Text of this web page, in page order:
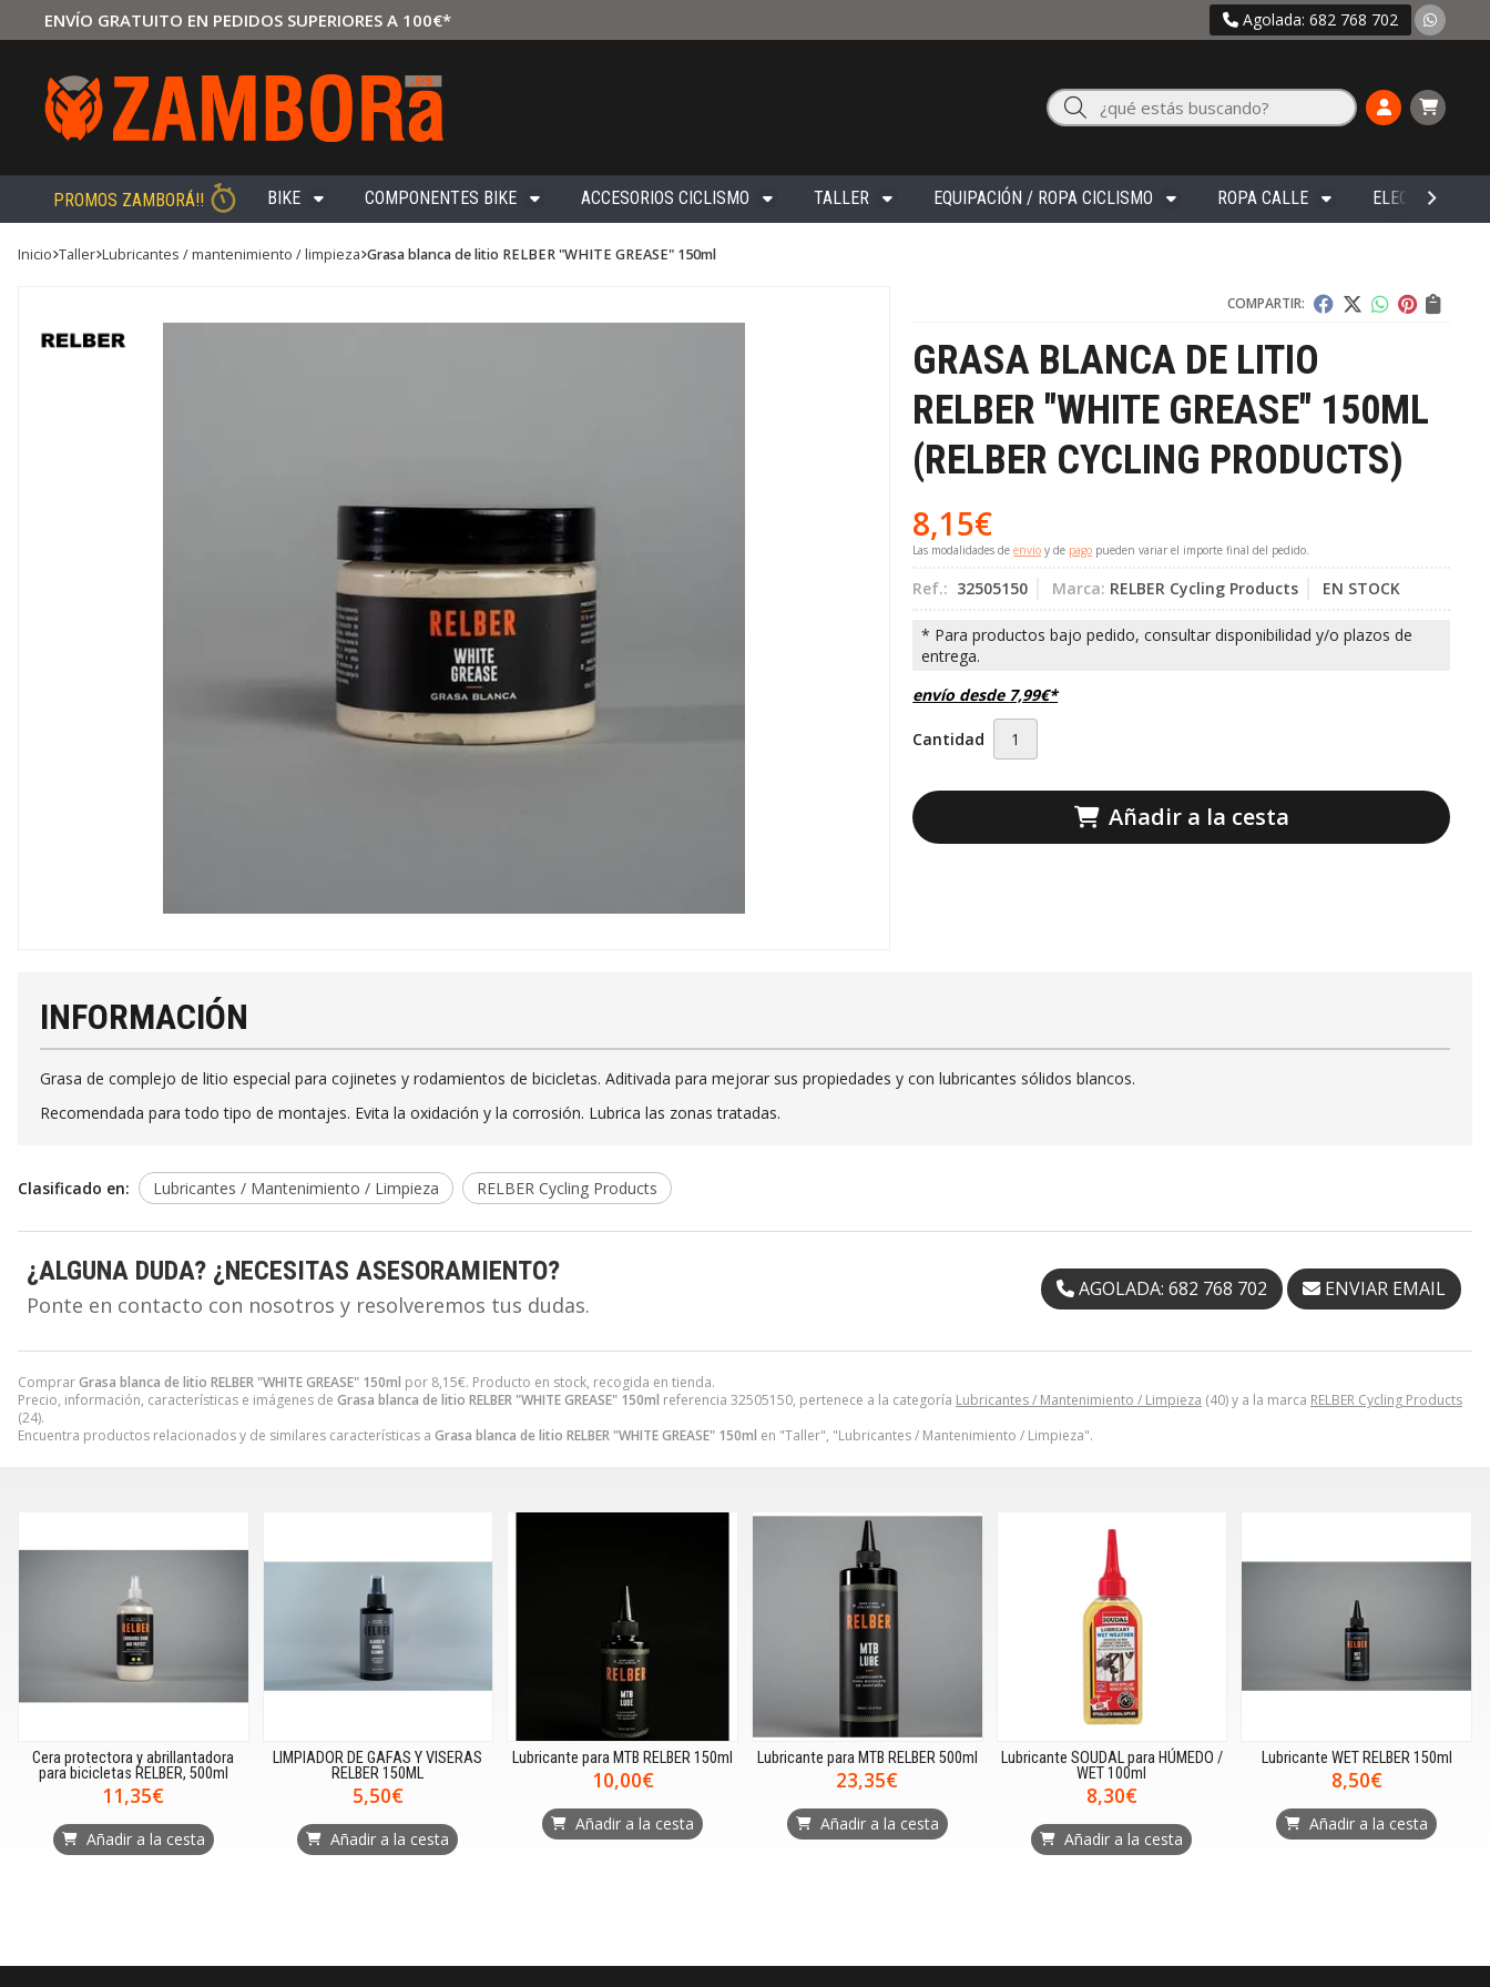
ENVÍO GRATUITO EN PEDIDOS SUPERIORES A 100€* Agolada: 682 768 702
Buscar
PROMOS ZAMBORÁ!! BIKE COMPONENTES BIKE ACCESORIOS CICLISMO TALLER EQUIPACIÓN / ROPA CICLISMO ROPA CALLE ELECTRÓNICA
Inicio taller lubricantes / mantenimiento / limpieza Grasa blanca de litio RELBER "WHITE GREASE" 150ml
COMPARTIR:
GRASA BLANCA DE LITIO
RELBER "WHITE GREASE" 150ML
(RELBER CYCLING PRODUCTS)
8,15€
Las modalidades deenvío y de pago pueden variar el importe final del pedido.
Ref.: 32505150 Marca: RELBER Cycling Products EN STOCK
envío desde 7,99€*
Cantidad
Añadir a la cesta
ComprarGrasa blanca de litio RELBER "WHITE GREASE" 150ml por 8,15€. Producto en stock, recogida en tienda.
Precio, información, características e imágenes de Grasa blanca de litio RELBER "WHITE GREASE" 150ml referencia 32505150, pertenece a la categoría Lubricantes / Mantenimiento / Limpieza (40) y a la marca RELBER Cycling Products
(24).
Encuentra productos relacionados y de similares características a Grasa blanca de litio RELBER "WHITE GREASE" 150ml en "Taller", "Lubricantes / Mantenimiento / Limpieza".
INFORMACIÓN
Grasa de complejo de litio especial para cojinetes y rodamientos de bicicletas. Aditivada para mejorar sus propiedades y con lubricantes sólidos blancos.
Recomendada para todo tipo de montajes. Evita la oxidación y la corrosión. Lubrica las zonas tratadas.
Clasificado en: Lubricantes / Mantenimiento / Limpieza RELBER Cycling Products
¿ALGUNA DUDA? ¿NECESITAS ASESORAMIENTO?
Ponte en contacto con nosotros y resolveremos tus dudas.
AGOLADA: 682 768 702 ENVIAR EMAIL
Cera protectora y abrillantadora
para bicicletas RELBER, 500ml
11,35€
Añadir a la cesta
LIMPIADOR DE GAFAS Y VISERAS
RELBER 150ML
5,50€
Añadir a la cesta
Lubricante para MTB RELBER 150ml
10,00€
Añadir a la cesta
Lubricante para MTB RELBER 500ml
23,35€
Añadir a la cesta
Lubricante SOUDAL para HÚMEDO /
WET 100ml
8,30€
Añadir a la cesta
Lubricante WET RELBER 150ml
8,50€
Añadir a la cesta